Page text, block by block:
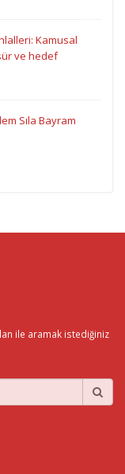
Kamusal
ve hedef
Sıla Bayram
ile aramak istediğiniz